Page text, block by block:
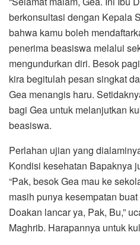
berkonsultasi dengan Kepala
bahwa kamu boleh
penerima beasiswa melalui
mengundurkan diri. Besok
kira begitulah pesan singkat
Gea menangis haru.
bagi Gea untuk melanjutkan
beasiswa.
Perlahan ujian yang
Kondisi kesehatan Bapaknya
“Pak, besok Gea mau ke
masih punya kesempatan
Doakan lancar ya, Pak, Bu,”
Maghrib. Harapannya untuk